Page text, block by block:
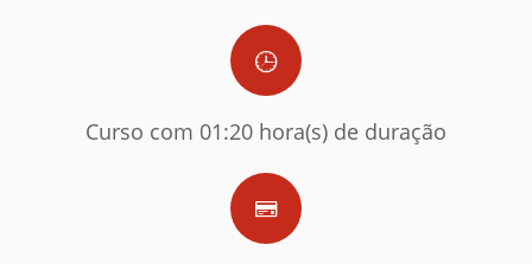
Curso com 01:20 hora(s) de duração